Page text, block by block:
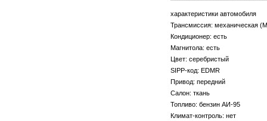
характеристики автомобиля
Трансмиссия: механическая
Кондиционер: есть
Магнитола: есть
Цвет: серебристый
SIPP-код: EDMR
Привод: передний
Салон: ткань
Топливо: бензин АИ-95
Климат-контроль: нет